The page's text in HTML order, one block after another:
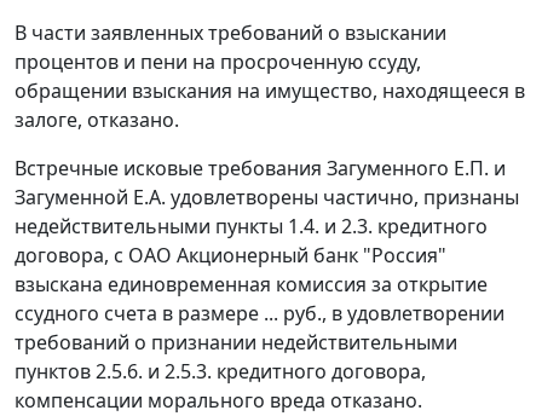
В части заявленных требований о взыскании
процентов и пени на просроченную ссуду,
обращении взыскания на имущество, находящееся в
залоге, отказано.
Встречные исковые требования Загуменного Е.П. и
Загуменной Е.А. удовлетворены частично, признаны
недействительными пункты 1.4. и 2.3. кредитного
договора, с ОАО Акционерный банк "Россия"
взыскана единовременная комиссия за открытие
ссудного счета в размере ... руб., в удовлетворении
требований о признании недействительными
пунктов 2.5.6. и 2.5.3. кредитного договора,
компенсации морального вреда отказано.